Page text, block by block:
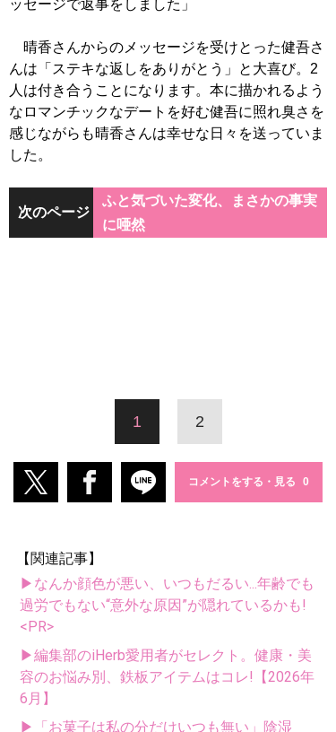
ッセージで返事をしました」
晴香さんからのメッセージを受けとった健吾さ
んは「ステキな返しをありがとう」と大喜び。2
人は付き合うことになります。本に描かれるよう
なロマンチックなデートを好む健吾に照れ臭さを
感じながらも晴香さんは幸せな日々を送っていま
した。
次のページ
ふと気づいた変化、まさかの事実
に唖然
1 2
コメントをする・見る
【関連記事】
▶なんか顔色が悪い、いつもだるい...年齢でも
過労でもない“意外な原因”が隠れているかも!
<PR>
▶編集部のiHerb愛用者がセレクト。健康・美
容のお悩み別、鉄板アイテムはコレ!【2026年
6月】
▶「お菓子は私の分だけいつも無い」陰湿